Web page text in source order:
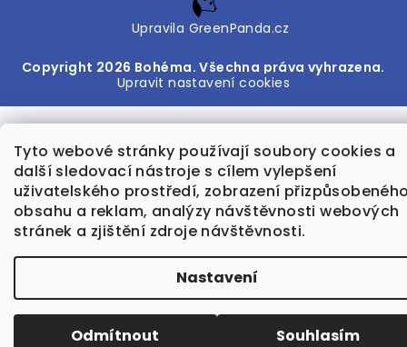
Tyto webové stránky používají soubory cookies a
další sledovací nástroje s cílem vylepšení
uživatelského prostředí, zobrazení
obsahu a reklam, analýzy návštěvnosti webových
stránek a zjištění zdroje návštěvnosti.
Nastavení
Odmítnout Souhlasím
Copyright 2026 Bohéma. Všechna práva vyhrazena.
Upravit nastavení cookies
Upravila GreenPanda.cz